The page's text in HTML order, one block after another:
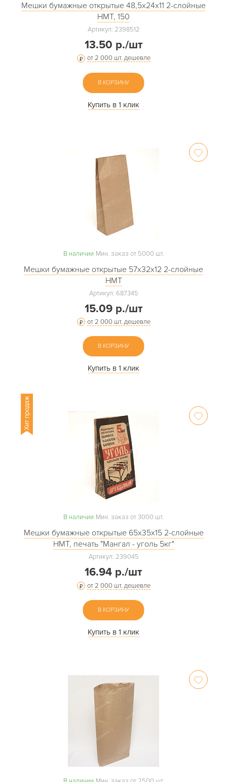
Мешки бумажные открытые 48,5х24х11 2-слойные
НМТ, 150
Артикул: 2398512
13.50 р./шт
от 2 000 шт. дешевле
В КОРЗИНУ
Купить в 1 клик
В наличии Мин. заказ от 5000 шт.
Мешки бумажные открытые 57х32х12 2-слойные
НМТ
Артикул: 687345
15.09 р./шт
от 2 000 шт. дешевле
В КОРЗИНУ
Купить в 1 клик
Хит продаж
В наличии Мин. заказ от 3000 шт.
Мешки бумажные открытые 65х35х15 2-слойные
НМТ, печать "Мангал - уголь 5кг"
Артикул: 239045
16.94 р./шт
от 2 000 шт. дешевле
В КОРЗИНУ
Купить в 1 клик